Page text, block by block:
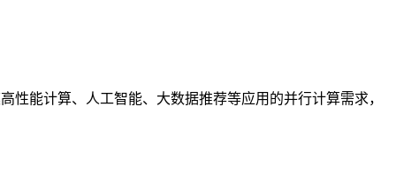
能计算、人工智能、大数据推荐等应用的并行计算需求，